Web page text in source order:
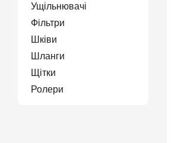
Ущільнювачі
Фільтри
Шківи
Шланги
Щітки
Ролери